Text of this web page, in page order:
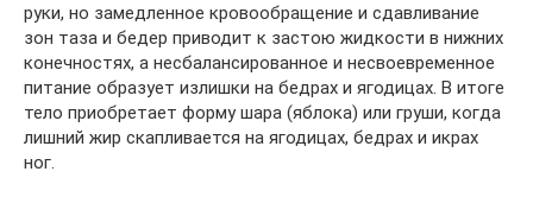
руки, но замедленное кровообращение и сдавливание
зон таза и бедер приводит к застою жидкости в нижних
конечностях, а несбалансированное и несвоевременное
питание образует излишки на бедрах и ягодицах. В итоге
тело приобретает форму шара (яблока) или груши, когда
лишний жир скапливается на ягодицах, бедрах и икрах
ног.